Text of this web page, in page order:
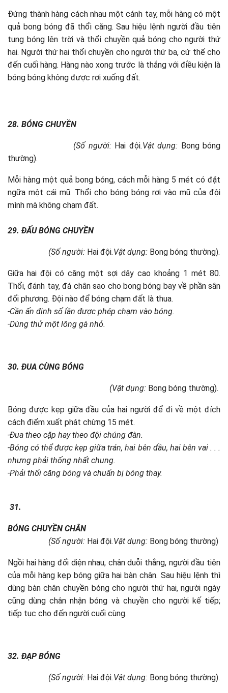
Đứng thành hàng cách nhau một cánh tay, mỗi hàng có một
quả bong bóng đã thổi căng. Sau hiệu lệnh người đầu tiên
tung bóng lên trời và thổi chuyền quả bóng cho người thứ
hai. Người thứ hai thổi chuyền cho người thứ ba, cứ thế cho
đến cuối hàng. Hàng nào xong trước là thắng với điều kiện là
bóng bóng không được rơi xuống đất.
28. BÓNG CHUYỀN
(Số người: Hai đội.Vật dụng: Bong bóng
thường).
Mỗi hàng một quả bong bóng, cách mỗi hàng 5 mét có đặt
ngữa một cái mũ. Thổi cho bóng bóng rơi vào mũ của đội
mình mà không chạm đất.
29. ĐẤU BÓNG CHUYỀN
(Số người: Hai đội.Vật dụng: Bong bóng thường).
Giữa hai đội có căng một sợi dây cao khoảng 1 mét 80.
Thổi, đánh tay, đá chân sao cho bong bóng bay về phần sân
đối phương. Đội nào để bóng chạm đất là thua.
-Cần ấn định số lần được phép chạm vào bóng.
-Dùng thử một lông gà nhỏ.
30. ĐUA CÙNG BÓNG
(Vật dụng: Bong bóng thường).
Bóng được kẹp giữa đầu của hai người để đi về một đích
cách điểm xuất phát chừng 15 mét.
-Đua theo cặp hay theo đội chúng đàn.
-Bóng có thể được kẹp giữa trán, hai bên đầu, hai bên vai . . .
nhưng phải thống nhất chung.
-Phải thổi căng bóng và chuẩn bị bóng thay.
31.
BÓNG CHUYỀN CHÂN
(Số người: Hai đội.Vật dụng: Bong bóng thường)
Ngồi hai hàng đối diện nhau, chân duỗi thẳng, người đầu tiên
của mỗi hàng kẹp bóng giữa hai bàn chân. Sau hiệu lệnh thì
dùng bàn chân chuyền bóng cho người thứ hai, người ngày
cũng dùng chân nhận bóng và chuyền cho người kế tiếp;
tiếp tục cho đến người cuối cùng.
32. ĐẠP BÓNG
(Số người: Hai đội.Vật dụng: Bong bóng thường).